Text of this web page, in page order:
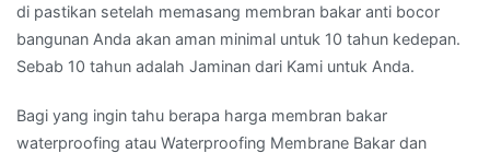
di pastikan setelah memasang membran bakar anti bocor
bangunan Anda akan aman minimal untuk 10 tahun kedepan.
Sebab 10 tahun adalah Jaminan dari Kami untuk Anda.
Bagi yang ingin tahu berapa harga membran bakar
waterproofing atau Waterproofing Membrane Bakar dan